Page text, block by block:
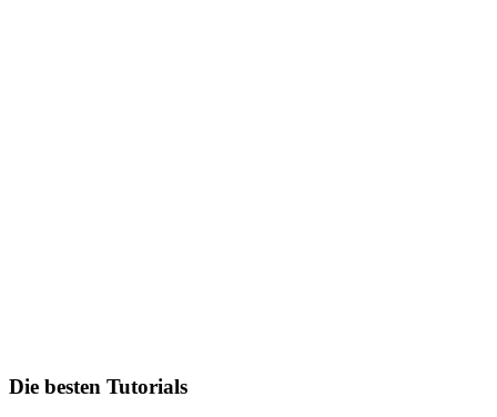
Die besten Tutorials